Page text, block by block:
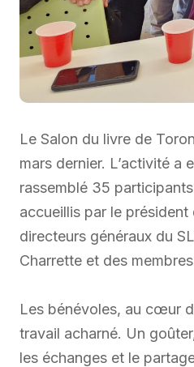
Le Salon du livre de
mars dernier. L’activité a
rassemblé 35
accueillis par le
directeurs généraux du
Charrette et des
Les bénévoles, au cœur
travail acharné. Un
les échanges et le